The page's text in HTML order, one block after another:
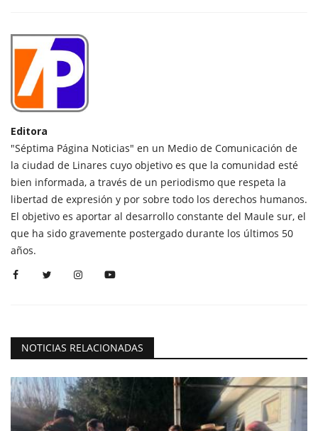
Editora
"Séptima Página Noticias" en un Medio de Comunicación de
la ciudad de Linares cuyo objetivo es que la comunidad esté
bien informada, a través de un periodismo que respeta la
libertad de expresión y por sobre todo los derechos humanos.
El objetivo es aportar al desarrollo constante del Maule sur, el
que ha sido gravemente postergado durante los últimos 50
años.
NOTICIAS RELACIONADAS